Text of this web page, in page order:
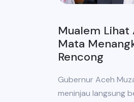
Mualem Lihat
Mata
Rencong
Gubernur Aceh
meninjau langsung